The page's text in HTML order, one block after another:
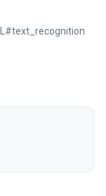
#text_recognition